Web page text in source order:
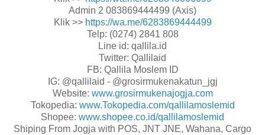
Admin 2 083869444499 (Axis)
Klik >> https://wa.me/6283869444499
Telp: (0274) 2841 808
Line id: qallila.id
Twitter: Qallilaid
FB: Qallila Moslem ID
IG: @qallilaid - @grosirmukenakatun_jgj
Website: www.grosirmukenajogja.com
Tokopedia: www.Tokopedia.com/qallilamoslemid
Shopee: www.shopee.co.id/qallilamoslemid
Shiping From Jogja with POS, JNT JNE, Wahana, Cargo